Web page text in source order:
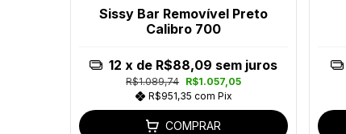
Sissy Bar Removível Preto
Calibro 700
R$1.089,74 R$1.057,05
R$951,35 com Pix
12 x de R$88,09 sem juros
COMPRAR